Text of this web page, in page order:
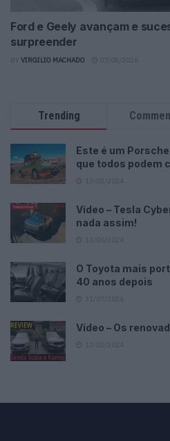
Ford e Geely avançam e
surpreender
VIRGILIO MACHADO
Trending
Este é um
que todos podem
Vídeo – Tesla
nada assim!
O Toyota mais
40 anos depois
Vídeo – Os